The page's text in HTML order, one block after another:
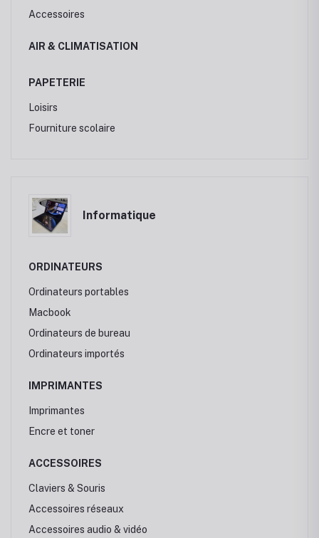
Accessoires
AIR & CLIMATISATION
PAPETERIE
Loisirs
Fourniture scolaire
Informatique
ORDINATEURS
Ordinateurs portables
Macbook
Ordinateurs de bureau
Ordinateurs importés
IMPRIMANTES
Imprimantes
Encre et toner
ACCESSOIRES
Claviers & Souris
Accessoires réseaux
Accessoires audio & vidéo